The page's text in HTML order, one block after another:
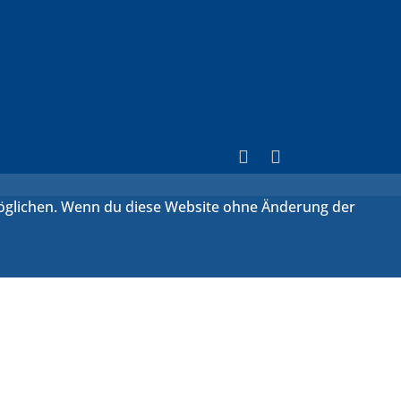
Wenn du diese Website ohne Änderung der